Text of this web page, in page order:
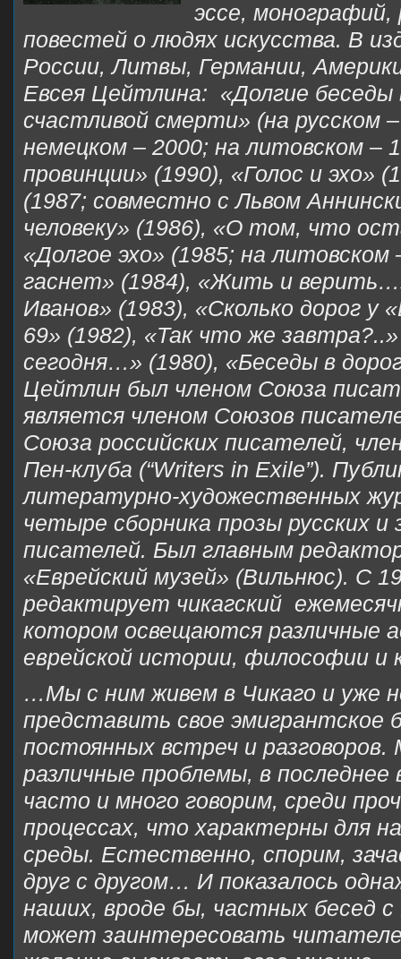
эссе, монографий,
повестей о людях искусства. В
России, Литвы, Германии,
Евсея Цейтлина: «Долгие беседы
счастливой смерти» (на русском
немецком – 2000; на литовском –
провинции» (1990), «Голос и эхо»
(1987; совместно с Львом
человеку» (1986), «О том, что
«Долгое эхо» (1985; на
гаснет» (1984), «Жить и
Иванов» (1983), «Сколько дорог у
69» (1982), «Так что же
сегодня…» (1980), «Беседы в
Цейтлин был членом Союза
является членом Союзов
Союза российских писателей,
Пен-клуба (“Writers in Exile”).
литературно-художественных
четыре сборника прозы русских и
писателей. Был главным
«Еврейский музей» (Вильнюс). С
редактирует чикагский
котором освещаются различные
еврейской истории, философии и
…Мы с ним живем в Чикаго и уже
представить свое эмигрантское
постоянных встреч и
различные проблемы, в последнее
часто и много говорим, среди
процессах, что характерны для
среды. Естественно, спорим,
друг с другом… И показалось
наших, вроде бы, частных бесед
может заинтересовать